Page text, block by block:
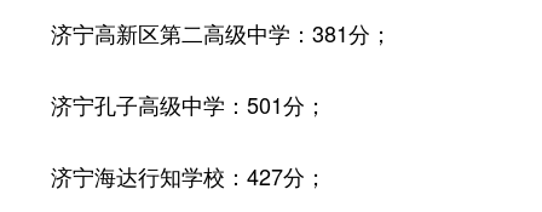
济宁高新区第二高级中学：381分；
济宁孔子高级中学：501分；
济宁海达行知学校：427分；